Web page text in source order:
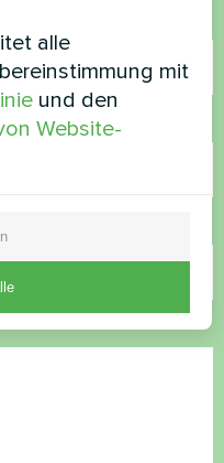
alle
mit
und den
Website-